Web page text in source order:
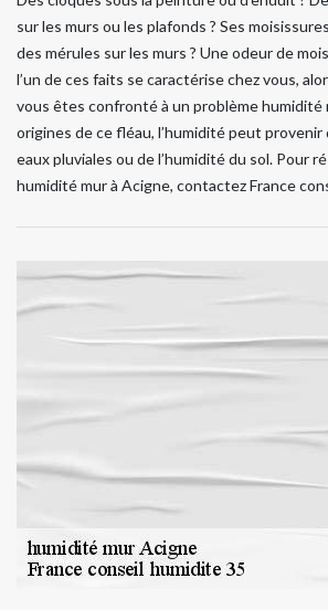
sur les murs ou les plafonds ? Ses
des mérules sur les murs ? Une odeur de
l’un de ces faits se caractérise chez vous,
vous êtes confronté à un problème humidité
origines de ce fléau, l’humidité peut provenir
eaux pluviales ou de l’humidité du sol. Pour
humidité mur à Acigne, contactez France